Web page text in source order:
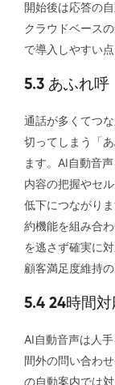
開始後は応答の
クラウドベース
で導入しやすい
5.3 あふれ呼
通話が多くてつ
切ってしまう「
ます。AI自動音
内容の把握やセ
低下につながり
約機能を組み合
を逃さず確実に
顧客満足度維持
5.4 24時間
AI自動音声は人
間外の問い合わ
の自動案内では